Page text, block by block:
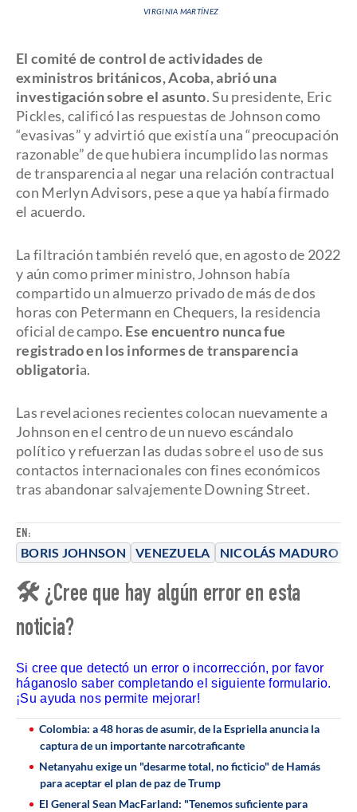
EN:
BORIS JOHNSON VENEZUELA NICOLÁS MADURO
VIRGINIA MARTÍNEZ
El comité de control de actividades de
exministros británicos, Acoba, abrió una
investigación sobre el asunto. Su presidente, Eric
Pickles, calificó las respuestas de Johnson como
“evasivas” y advirtió que existía una “preocupación
razonable” de que hubiera incumplido las normas
de transparencia al negar una relación contractual
con Merlyn Advisors, pese a que ya había firmado
el acuerdo.
La filtración también reveló que, en agosto de 2022
y aún como primer ministro, Johnson había
compartido un almuerzo privado de más de dos
horas con Petermann en Chequers, la residencia
oficial de campo. Ese encuentro nunca fue
registrado en los informes de transparencia
obligatoria.
Las revelaciones recientes colocan nuevamente a
Johnson en el centro de un nuevo escándalo
político y refuerzan las dudas sobre el uso de sus
contactos internacionales con fines económicos
tras abandonar salvajemente Downing Street.
🛠 ¿Cree que hay algún error en esta
noticia?
Si cree que detectó un error o incorrección, por favor
háganoslo saber completando el siguiente formulario.
¡Su ayuda nos permite mejorar!
Colombia: a 48 horas de asumir, de la Espriella anuncia la
captura de un importante narcotraficante
Netanyahu exige un "desarme total, no ficticio" de Hamás
para aceptar el plan de paz de Trump
El General Sean MacFarland: "Tenemos suficiente para